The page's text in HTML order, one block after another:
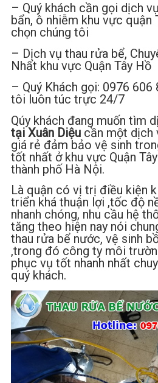
– Quý khách cần gọi dịch
bẩn, ô nhiễm khu vực quận
chọn chúng tôi
– Dịch vụ thau rửa bể,
Nhất khu vực Quận Tây Hồ
– Quý Khách gọi: 0976 606
tôi luôn túc trực 24/7
Qúy khách đang muốn tìm
tại Xuân Diệu cần một dịch
giá rẻ đảm bảo vệ sinh
tốt nhất ở khu vực Quận
thành phố Hà Nội.
Là quận có vị trị điều kiện
triển khá thuận lợi ,tốc độ
nhanh chóng, nhu cầu hệ
tăng theo hiện nay nói
thau rửa bể nước, vệ sinh
,trong đó công ty môi
phục vụ tốt nhanh nhất
quý khách.